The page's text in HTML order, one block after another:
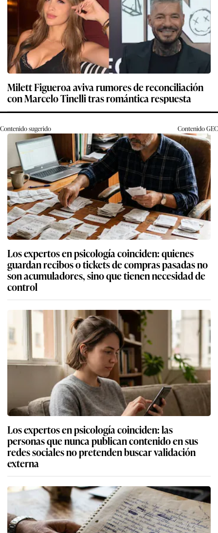
Milett Figueroa aviva rumores de reconciliación
con Marcelo Tinelli tras romántica respuesta
Contenido sugerido ContenidoGEC
Los expertos en psicología coinciden: quienes
guardan recibos o tickets de compras pasadas no
son acumuladores, sino que tienen necesidad de
control
Los expertos en psicología coinciden: las
personas que nunca publican contenido en sus
redes sociales no pretenden buscar validación
externa